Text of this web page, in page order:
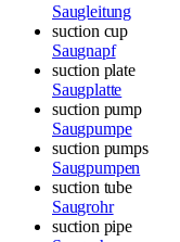
Saugleitung
suction cup
Saugnapf
suction plate
Saugplatte
suction pump
Saugpumpe
suction pumps
Saugpumpen
suction tube
Saugrohr
suction pipe